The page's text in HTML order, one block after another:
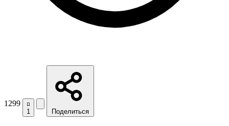
1299
1 Поделиться